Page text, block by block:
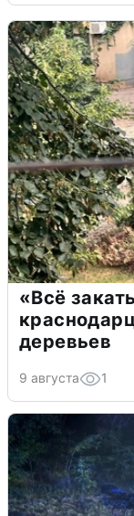
«Всё
деревьев
9 августа 1